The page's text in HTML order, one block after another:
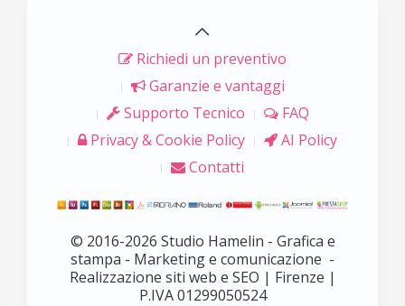
Richiedi un preventivo
Garanzie e vantaggi
Supporto Tecnico
FAQ
Privacy & Cookie Policy
AI Policy
Contatti
© 2016-2026 Studio Hamelin - Grafica e
stampa - Marketing e comunicazione -
Realizzazione siti web e SEO | Firenze |
P.IVA 01299050524